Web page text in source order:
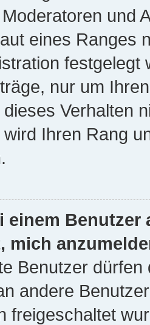
und
eines Ranges
nur um
Verhalten
Ihren Rang
einem
mich
Benutzer
andere
freigeschaltet